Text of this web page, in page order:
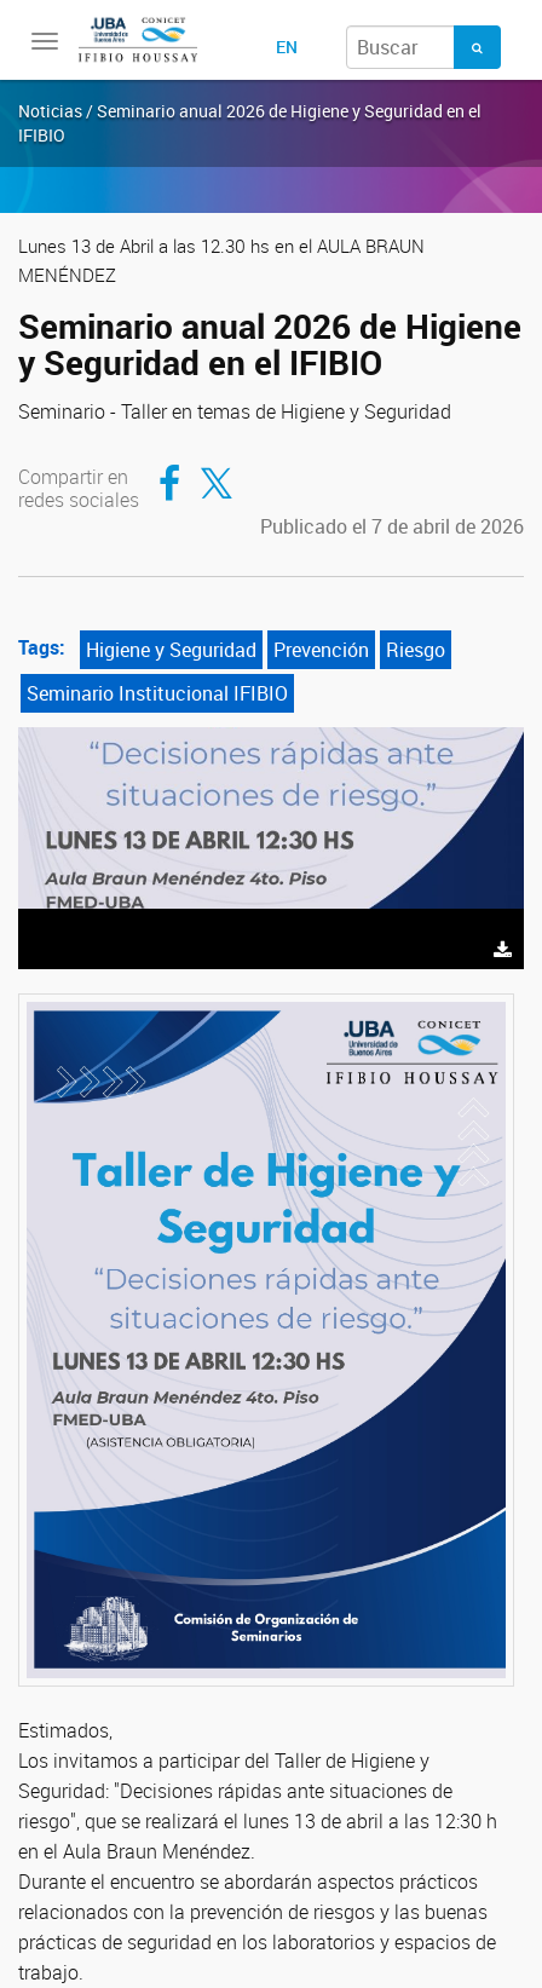
Toggle
navigation
EN
Noticias / Seminario anual 2026 de Higiene y Seguridad en el
IFIBIO
Lunes 13 de Abril a las 12.30 hs en el AULA BRAUN
MENÉNDEZ
Seminario anual 2026 de Higiene
y Seguridad en el IFIBIO
Seminario - Taller en temas de Higiene y Seguridad
Compartir en
redes sociales
Compartir en Facebook
Compartir en Twitter
Publicado el 7 de abril de 2026
Tags: Higiene y Seguridad Prevención
Riesgo
Seminario Institucional IFIBIO
Estimados,
Los invitamos a participar del Taller de Higiene y
Seguridad: "Decisiones rápidas ante situaciones de
riesgo", que se realizará el lunes 13 de abril a las 12:30 h
en el Aula Braun Menéndez.
Durante el encuentro se abordarán aspectos prácticos
relacionados con la prevención de riesgos y las buenas
prácticas de seguridad en los laboratorios y espacios de
trabajo.